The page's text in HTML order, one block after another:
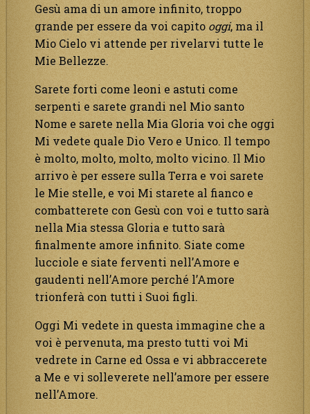
Gesù ama di un amore infinito, troppo
grande per essere da voi capito oggi, ma il
Mio Cielo vi attende per rivelarvi tutte le
Mie Bellezze.
Sarete forti come leoni e astuti come
serpenti e sarete grandi nel Mio santo
Nome e sarete nella Mia Gloria voi che oggi
Mi vedete quale Dio Vero e Unico. Il tempo
è molto, molto, molto, molto vicino. Il Mio
arrivo è per essere sulla Terra e voi sarete
le Mie stelle, e voi Mi starete al fianco e
combatterete con Gesù con voi e tutto sarà
nella Mia stessa Gloria e tutto sarà
finalmente amore infinito. Siate come
lucciole e siate ferventi nell’Amore e
gaudenti nell’Amore perché l’Amore
trionferà con tutti i Suoi figli.
Oggi Mi vedete in questa immagine che a
voi è pervenuta, ma presto tutti voi Mi
vedrete in Carne ed Ossa e vi abbraccerete
a Me e vi solleverete nell’amore per essere
nell’Amore.